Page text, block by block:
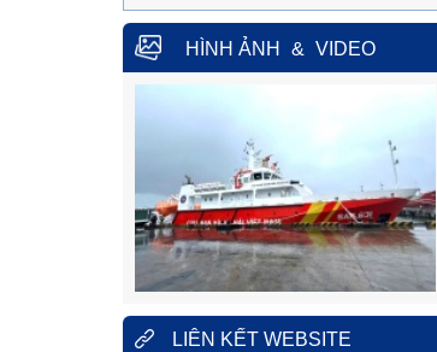
Địa
chỉ:
1151/45 Đường 30 tháng 4,
Phường Phước Thắng,
thành phố Hồ Chí Minh.
Điện
0254.3850.950 (24/24h)
Trung tâm Phối hợp tìm kiếm, cứu
nạn hàng hải khu vực IV
Địa
chỉ
Số 65, đường Nguyễn Văn
Linh, phường Nam Nha
Trang, tỉnh Khánh Hòa.
Điện
thoại:
0258.3880.373(24/24h)
0258.3880.517
HÌNH ẢNH & VIDEO
LIÊN KẾT WEBSITE